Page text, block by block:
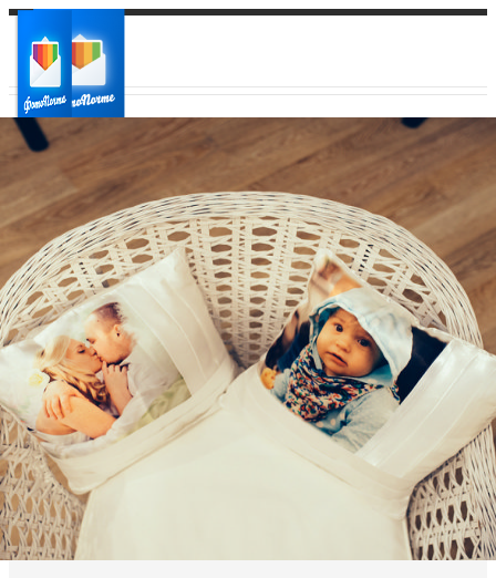
Ваш город:
Ваш регион доставки
Выберите из списка: